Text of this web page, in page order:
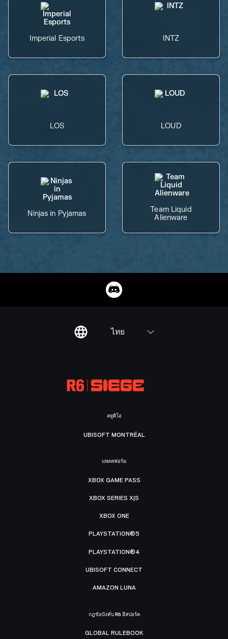
Imperial Esports INTZ
LOS LOUD
Ninjas in Pyjamas
Team Liquid
Alienware
ไทย
สตูดิโอ
UBISOFT MONTRÉAL
แพลตฟอร์ม
XBOX GAME PASS
XBOX SERIES X|S
XBOX ONE
PLAYSTATION®5
PLAYSTATION®4
UBISOFT CONNECT
AMAZON LUNA
กฎข้อบังคับ R6 อีสปอร์ต
GLOBAL RULEBOOK